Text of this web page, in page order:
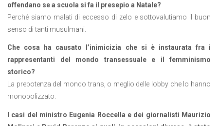
offendano se a scuola si fa il presepio a Natale?
Perché siamo malati di eccesso di zelo e sottovalutiamo il buon
senso di tanti musulmani.
Che cosa ha causato l’inimicizia che si è instaurata fra i
rappresentanti del mondo transessuale e il femminismo
storico?
La prepotenza del mondo trans, o meglio delle lobby che lo hanno
monopolizzato.
I casi del ministro Eugenia Roccella e dei giornalisti Maurizio